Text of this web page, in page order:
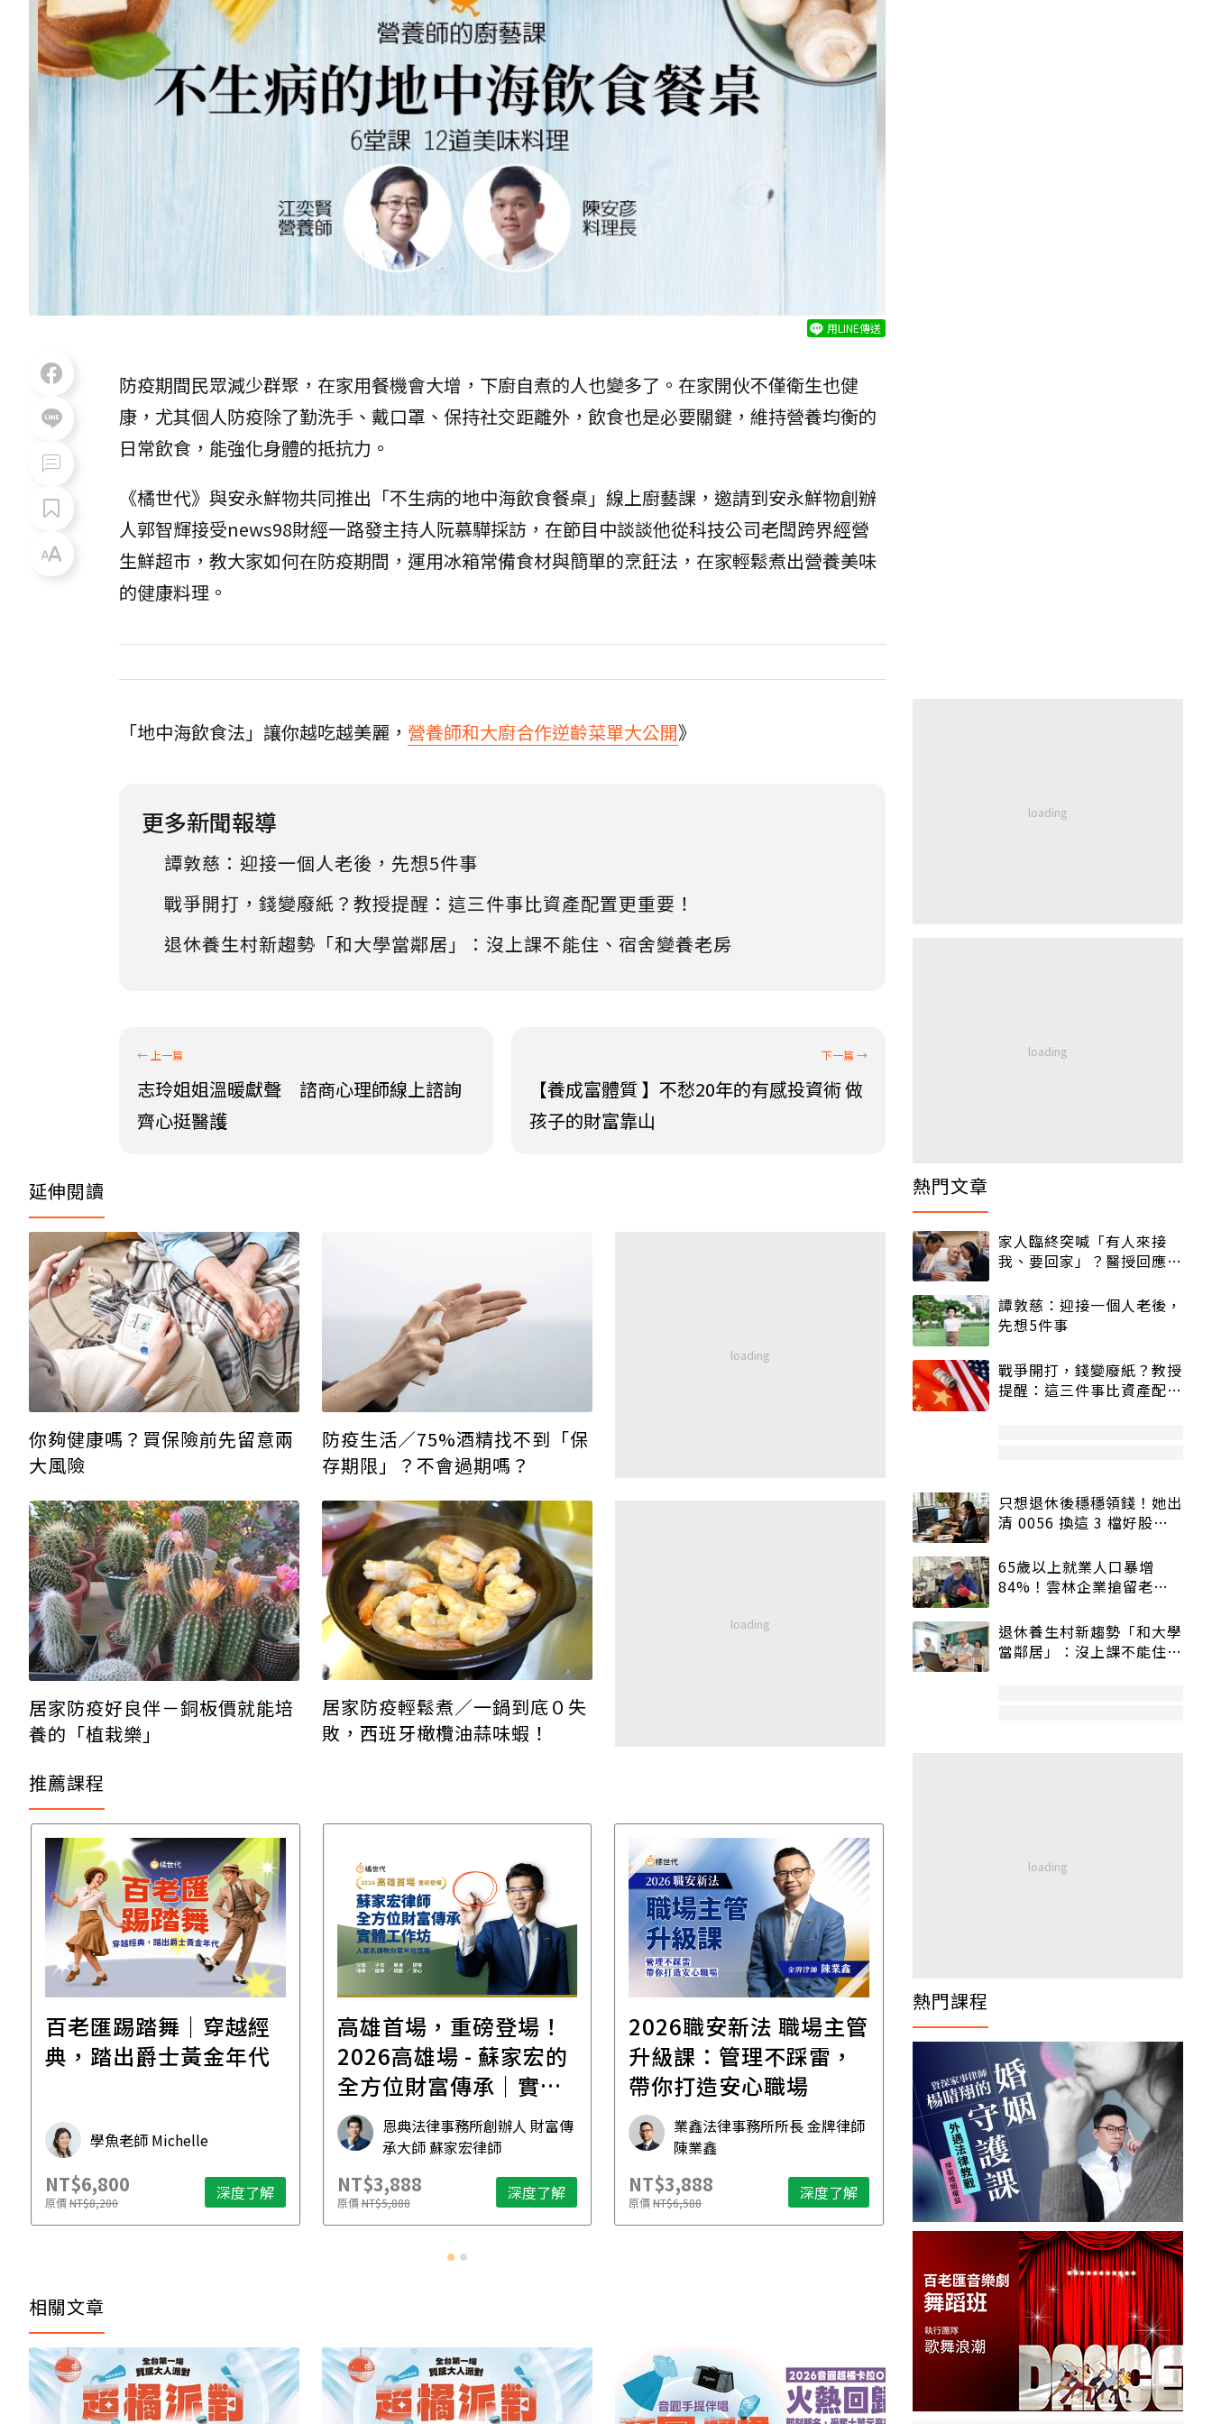
用LINE傳送
防疫期間民眾減少群聚，在家用餐機會大增，下廚自煮的人也變多了。在家開伙不僅衛生也健
康，尤其個人防疫除了勤洗手、戴口罩、保持社交距離外，飲食也是必要關鍵，維持營養均衡的
日常飲食，能強化身體的抵抗力。
《橘世代》與安永鮮物共同推出「不生病的地中海飲食餐桌」線上廚藝課，邀請到安永鮮物創辦
人郭智輝接受news98財經一路發主持人阮慕驊採訪，在節目中談談他從科技公司老闆跨界經營
生鮮超市，教大家如何在防疫期間，運用冰箱常備食材與簡單的烹飪法，在家輕鬆煮出營養美味
的健康料理。
「地中海飲食法」讓你越吃越美麗， 營養師和大廚合作逆齡菜單大公開》
更多新聞報導
譚敦慈：迎接一個人老後，先想5件事
戰爭開打，錢變廢紙？教授提醒：這三件事比資產配置更重要！
退休養生村新趨勢「和大學當鄰居」：沒上課不能住、宿舍變養老房
志玲姐姐溫暖獻聲 諮商心理師線上諮詢
齊心挺醫護
【養成富體質 】不愁20年的有感投資術 做
孩子的財富靠山
延伸閱讀
你夠健康嗎？買保險前先留意兩
大風險
防疫生活／75%酒精找不到「保
存期限」？不會過期嗎？
居家防疫好良伴－銅板價就能培
養的「植栽樂」
居家防疫輕鬆煮／一鍋到底０失
敗，西班牙橄欖油蒜味蝦！
推薦課程
百老匯踢踏舞｜穿越經
典，踏出爵士黃金年代
學魚老師 Michelle
NT$6,800
原價NT$8,200 深度了解
高雄首場，重磅登場！
2026高雄場 - 蘇家宏的
全方位財富傳承｜實體
工作坊恩典法律事務所創辦人 財富傳
承大師 蘇家宏律師
NT$3,888
原價NT$5,888 深度了解
2026職安新法 職場主管
升級課：管理不踩雷，
帶你打造安心職場
業鑫法律事務所所長 金牌律師
陳業鑫
NT$3,888
原價NT$6,588 深度了解
【直播講座】免費報名
｜8/11譚敦慈的一個人
生活必修課：一個人
住，五件事要先想清
楚！資深獨立活執行者 無毒生活教
母 譚敦慈
深度了解
相關文章
熱門文章
家人臨終突喊「有人來接
我、要回家」？醫授回應方
譚敦慈：迎接一個人老後，
先想5件事
戰爭開打，錢變廢紙？教授
提醒：這三件事比資產配置
只想退休後穩穩領錢！她出
清 0056 換這 3 檔好股：
65歲以上就業人口暴增
84%！雲林企業搶留老員
退休養生村新趨勢「和大學
當鄰居」：沒上課不能住、
熱門課程